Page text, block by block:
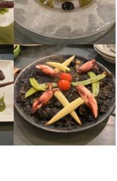
野菜の知識
ュー開発